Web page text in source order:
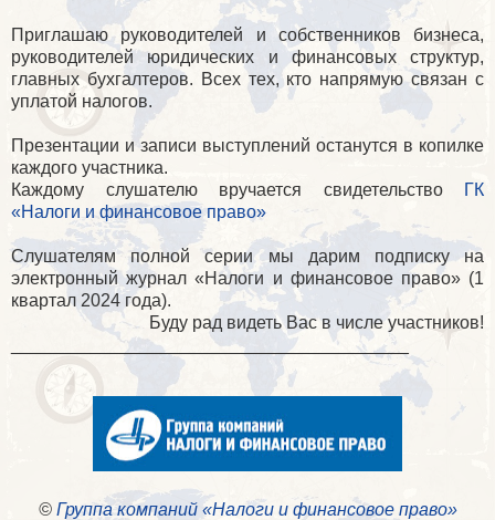
Приглашаю руководителей и собственников бизнеса,
руководителей юридических и финансовых структур,
главных бухгалтеров. Всех тех, кто напрямую связан с
уплатой налогов.
Презентации и записи выступлений останутся в копилке
каждого участника.
Каждому слушателю вручается свидетельство
ГК
«Налоги и финансовое право»
Слушателям полной серии мы дарим подписку на
электронный журнал «Налоги и финансовое право» (1
квартал 2024 года).
Буду рад видеть Вас в числе участников!
________________________________________
© Группа компаний «Налоги и финансовое право»